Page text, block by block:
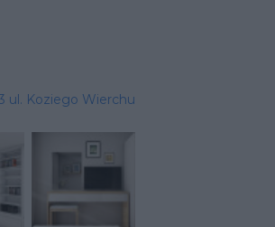
ul. Koziego Wierchu